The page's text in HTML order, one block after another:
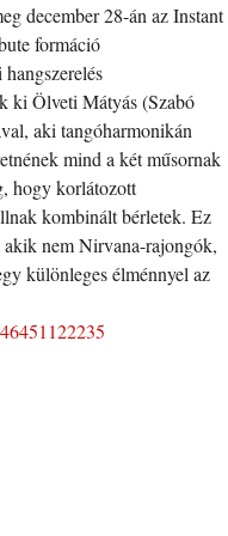
december 28-án az Instant
formáció
ki Ölveti Mátyás (Szabó
aki tangóharmonikán
mind a két műsornak
hogy korlátozott
kombinált bérletek. Ez
akik nem Nirvana-rajongók,
különleges élménnyel az